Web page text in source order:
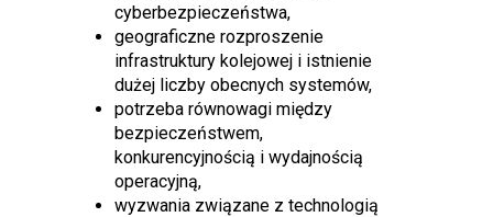
cyberbezpieczeństwa,
geograficzne rozproszenie
infrastruktury kolejowej i istnienie
dużej liczby obecnych systemów,
potrzeba równowagi między
bezpieczeństwem,
konkurencyjnością i wydajnością
operacyjną,
wyzwania związane z technologią